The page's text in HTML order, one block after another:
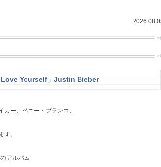
Yourself」Justin Bieber
ー、ベニー・ブランコ、
す。
アルバム